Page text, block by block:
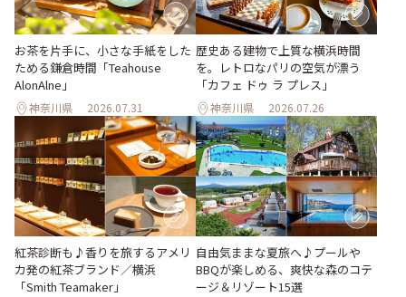
お茶を片手に、小さな手紙をした
ためる鎌倉時間「Teahouse
AlonAlne」
神奈川県 2026.07.31
歴史ある建物で上質な横浜時間
を。レトロなパリの空気が漂う
「カフェ ドゥ ラ プレス」
神奈川県 2026.07.26
紅茶診断も♪香りを旅するアメリ
カ発の紅茶ブランド／横浜
「Smith Teamaker」
自由気ままな夏旅へ♪プールや
BBQが楽しめる、爽快な森のコテ
ージ＆リゾート15選